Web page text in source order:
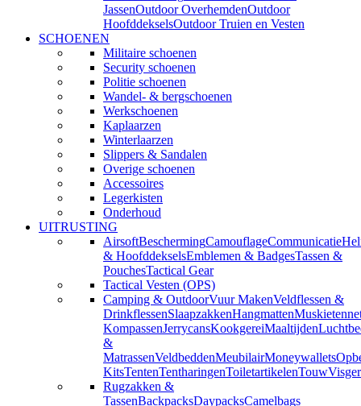
JassenOutdoor OverhemdenOutdoor
HoofddekselsOutdoor Truien en Vesten
SCHOENEN
Militaire schoenen
Security schoenen
Politie schoenen
Wandel- & bergschoenen
Werkschoenen
Kaplaarzen
Winterlaarzen
Slippers & Sandalen
Overige schoenen
Accessoires
Legerkisten
Onderhoud
UITRUSTING
AirsoftBeschermingCamouflageCommunicatie
& HoofddekselsEmblemen & BadgesTassen &
PouchesTactical Gear
Tactical Vesten (OPS)
Camping & OutdoorVuur MakenVeldflessen &
DrinkflessenSlaapzakkenHangmatten
KompassenJerrycansKookgereiMaaltijden
&
MatrassenVeldbeddenMeubilairMoneywallets
KitsTentenTentharingenToiletartikelenTouw
Rugzakken &
TassenBackpacksDaypacksCamelbags